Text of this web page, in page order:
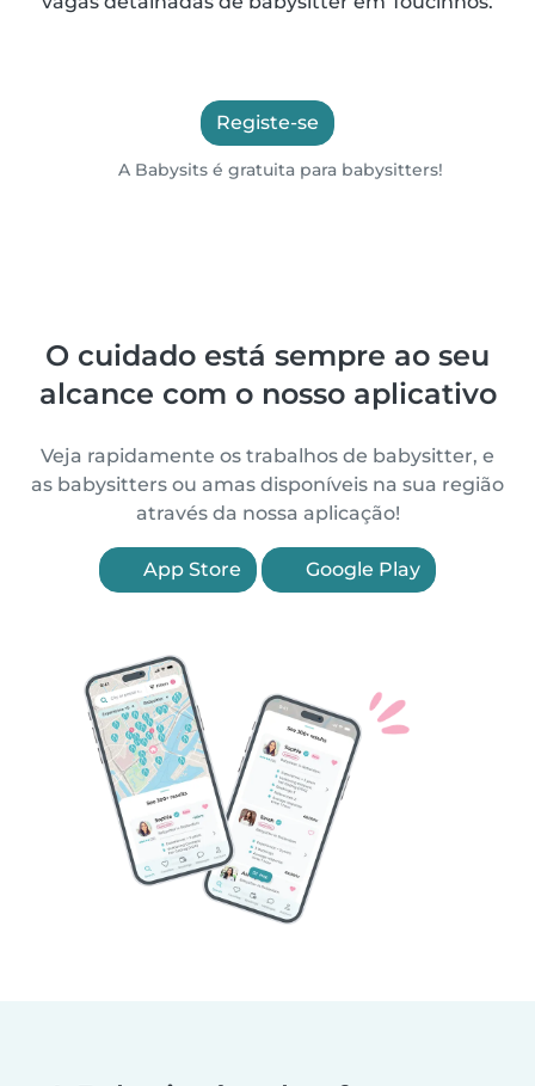
Registe-se
A Babysits é gratuita para babysitters!
O cuidado está sempre ao seu
alcance com o nosso aplicativo
Veja rapidamente os trabalhos de babysitter, e
as babysitters ou amas disponíveis na sua região
através da nossa aplicação!
App Store Google Play